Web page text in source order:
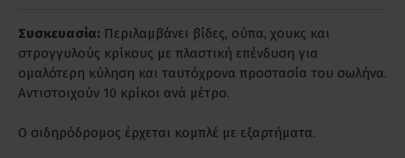
Συσκευασία: Περιλαμβάνει βίδες, ούπα, χουκς και
στρογγυλούς κρίκους με πλαστική επένδυση για
ομαλότερη κύληση και ταυτόχρονα προστασία του σωλήνα.
Αντιστοιχούν 10 κρίκοι ανά μέτρο.
Ο σιδηρόδρομος έρχεται κομπλέ με εξαρτήματα.